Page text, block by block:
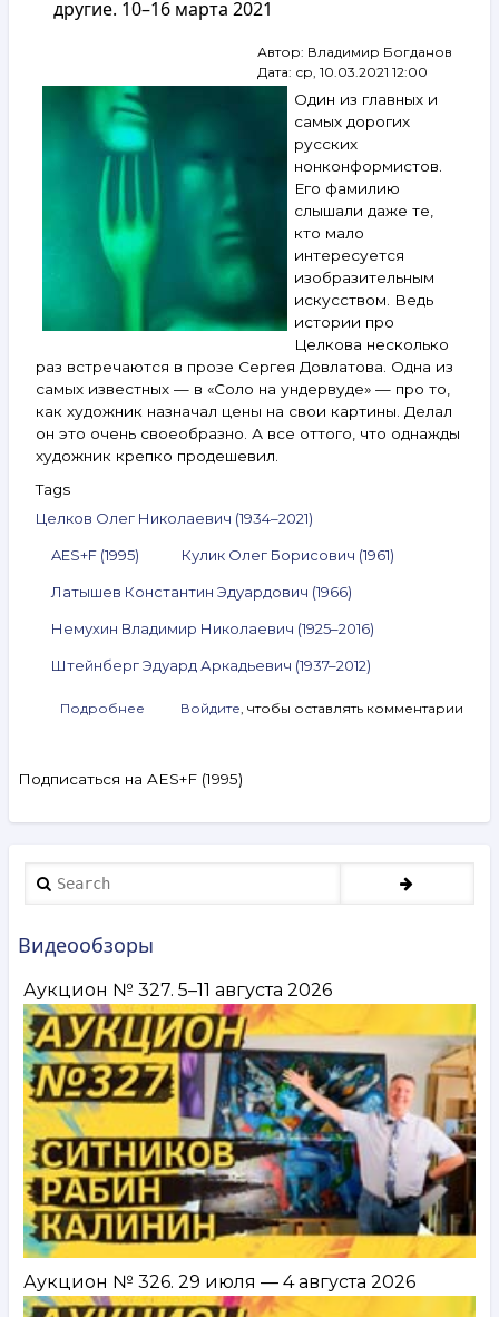
Нестерова,
Силис,
Зверев,
Гороховский
другие.
18–
2022
другие. 10–16 марта 2021
Автор: Владимир Богданов
Дата: ср, 10.03.2021 12:00
Один из главных и
самых дорогих
русских
нонконформистов.
Его фамилию
слышали даже те,
кто мало
интересуется
изобразительным
искусством. Ведь
истории про
Целкова несколько
раз встречаются в прозе Сергея Довлатова. Одна из
самых известных — в «Соло на ундервуде» — про то,
как художник назначал цены на свои картины. Делал
он это очень своеобразно. А все оттого, что однажды
художник крепко продешевил.
Tags
Целков Олег Николаевич (1934–2021)
AES+F (1995) Кулик Олег Борисович (1961)
Латышев Константин Эдуардович (1966)
Немухин Владимир Николаевич (1925–2016)
Штейнберг Эдуард Аркадьевич (1937–2012)
Подробнее
№ 62.
другие.
16 марта
2021
Войдите, чтобы оставлять комментарии
Подписаться на AES+F (1995)
Search
Видеообзоры
Аукцион № 327. 5–11 августа 2026
Аукцион № 326. 29 июля — 4 августа 2026